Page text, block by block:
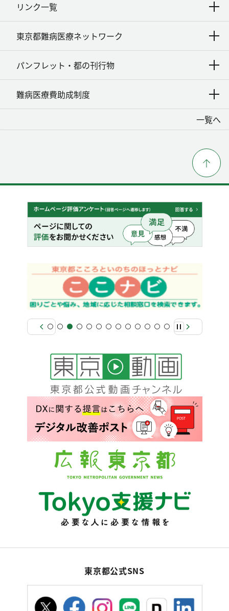
リンク一覧
東京都難病医療ネットワーク
パンフレット・都の刊行物
難病医療費助成制度
一覧へ
東京都公式SNS